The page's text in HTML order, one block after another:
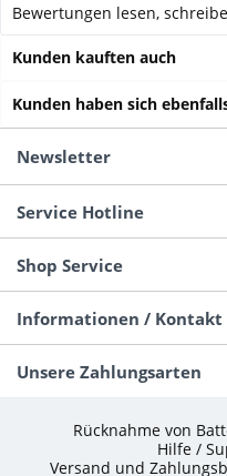
Bewertungen lesen,
Kunden kauften auch
Kunden haben sich
Newsletter
Service Hotline
Shop Service
Informationen / Kontakt
Unsere Zahlungsarten
Rücknahme von
Hilfe /
Versand und